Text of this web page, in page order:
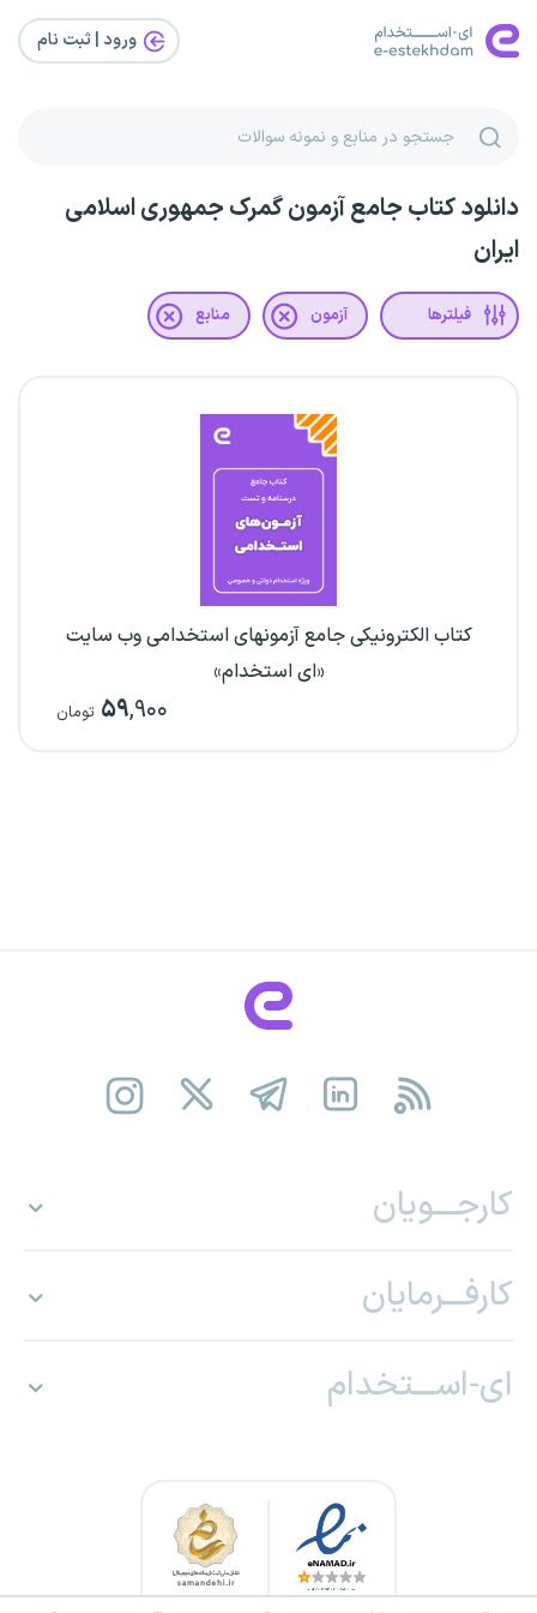
ورود | ثبت‌ نام
دانلود کتاب جامع آزمون گمرک جمهوری اسلامی
ایران
فیلترها آزمون منابع
کتاب الکترونیکی جامع آزمونهای استخدامی وب سایت
«ای استخدام»
۵۹,۹۰۰ تومان
کارجـــویان
کارفـــرمایان
ای-اســـتخدام